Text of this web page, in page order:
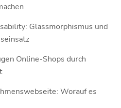
Glassmorphismus und
Online-Shops durch
Worauf es